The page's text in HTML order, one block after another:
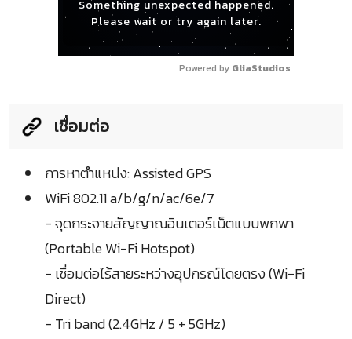
Something unexpected happened.
Please wait or try again later.
Powered by GliaStudios
เชื่อมต่อ
การหาตำแหน่ง: Assisted GPS
WiFi 802.11 a/b/g/n/ac/6e/7
- จุดกระจายสัญญาณอินเตอร์เน็ตแบบพกพา
(Portable Wi-Fi Hotspot)
- เชื่อมต่อไร้สายระหว่างอุปกรณ์โดยตรง (Wi-Fi
Direct)
- Tri band (2.4GHz / 5 + 5GHz)